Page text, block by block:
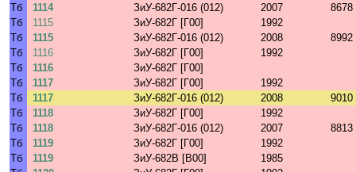
Тб
1114 ЗиУ-682Г-016 (012) 2007
8678
Тб
1115 ЗиУ-682Г [Г00]
1992
Тб
1115 ЗиУ-682Г-016 (012) 2008
8992
Тб
1116 ЗиУ-682Г [Г00]
1992
Тб
1116
ЗиУ-682Г [Г00]
Тб
1117 ЗиУ-682Г [Г00]
1992
Тб
1117 ЗиУ-682Г-016 (012) 2008
9010
Тб
1118 ЗиУ-682Г [Г00]
1992
Тб
1118 ЗиУ-682Г-016 (012) 2007
8813
Тб
1119 ЗиУ-682Г [Г00]
1992
Тб
1119 ЗиУ-682В [В00]
1985